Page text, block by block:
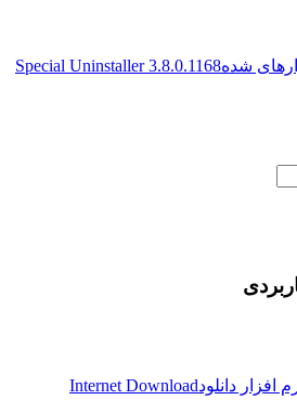
شدهSpecial Uninstaller 3.8.0.1168
Internet Download